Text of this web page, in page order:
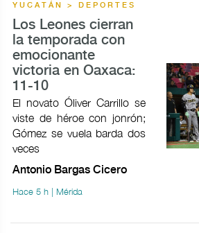
YUCATÁN > DEPORTES
Los Leones cierran
la temporada con
emocionante
victoria en Oaxaca:
11-10
El novato Óliver Carrillo se
viste de héroe con jonrón;
Gómez se vuela barda dos
veces
Antonio Bargas Cicero
Hace 5 h | Mérida